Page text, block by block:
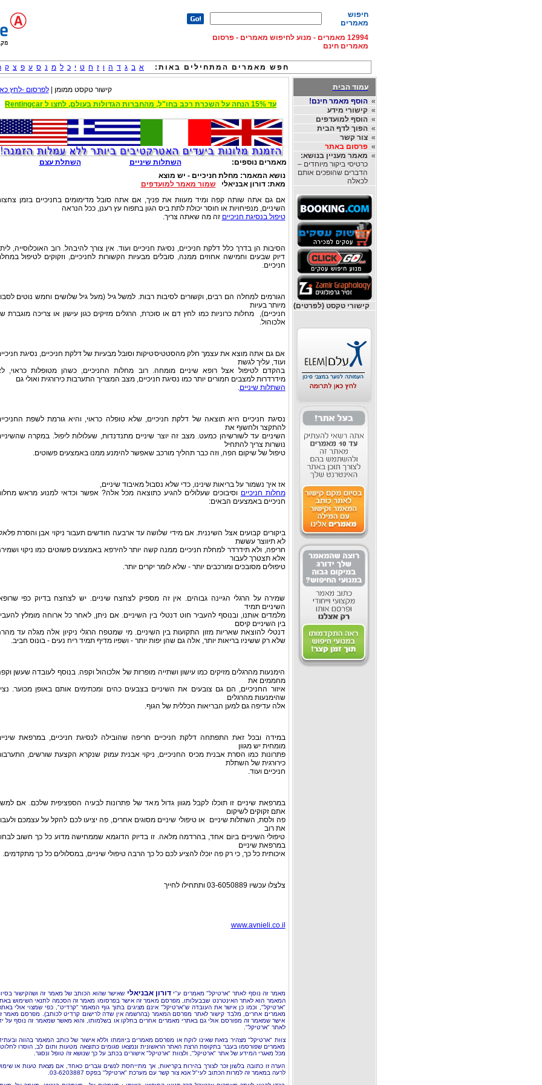
חיפוש
מאמרים
12994 מאמרים - מנוע לחיפוש מאמרים - פרסום
מאמרים חינם
חפש מאמרים המתחילים באות: א ב ג ד ה ו ז ח ט י כ ל מ נ ס ע פ צ ק
עמוד הבית
»הוסף מאמר חינם!
»קישורי מידע
»הוסף למועדפים
»הפוך לדף הבית
»צור קשר
»פרסום באתר
» מאמר מעניין בנושא:
כרטיסי ביקור מיוחדים –
הדברים שהופכים אותם
לכאלה
קישורי טקסט (לפרטים)
קישור טקסט ממומן |לפרסום -לחץ
עד 15% הנחה על השכרת רכב בחו"ל, מהחברות הגדולות בעולם, לחצו ל Rentingcar
מאמרים נוספים: השתלות שיניים
השתלת עצם
נושא המאמר: מחלת חניכיים - יש מוצא
מאת:דורון אבניאלישמור מאמר למועדפים
אם גם אתה שותה קפה ומיד מעוות את פניך, אם אתה סובל מדימומים בחניכיים בזמן
השיניים, מנפיחויות או חוסר יכולת לתת ביס הגון בתפוח עץ רענן, ככל הנראה
טיפול בנסיגת חניכיים זה מה שאתה צריך.
הסיבות הן בדרך כלל דלקת חניכיים, נסיגת חניכיים ועוד. אין צורך להיבהל. רוב האוכלוסייה,
דיוק שבעים וחמישה אחוזים ממנה, סובלים מבעיות הקשורות לחניכיים, וזקוקים לטיפול
חניכיים.
הגורמים למחלה הם רבים, וקשורים לסיבות רבות. למשל גיל (מעל גיל שלושים וחמש נוטים
מיותר בעיות
חניכיים), מחלות כרוניות כמו לחץ דם או סוכרת, הרגלים מזיקים כגון עישון או צריכה מוגברת
אלכוהול.
אם גם אתה מוצא את עצמך חלק מהסטטיסטיקות וסובל מבעיות של דלקת חניכיים, נסיגת
ועוד, עליך לגשת
בהקדם לטיפול אצל רופא שיניים מומחה. רוב מחלות החניכיים, כשהן מטופלות כראוי,
מידרדרות למצבים חמורים יותר כמו נסיגת חניכיים, מצב המצריך התערבות כירורגית ואולי גם
השתלות שיניים.
נסיגת חניכיים היא תוצאה של דלקת חניכיים, שלא טופלה כראוי, והיא גורמת לשפת
להתקצר ולחשוף את
השיניים עד לשורשיהן כמעט. מצב זה יוצר שיניים מתנדנדות, שעלולות ליפול. במקרה
נושרות צריך להתחיל
טיפול של שיקום הפה, וזה כבר תהליך מורכב שאפשר להימנע ממנו באמצעים פשוטים.
אז איך נשמור על בריאות שינינו, כדי שלא נסבול מאיבוד שיניים,
מחלות חניכיים וסיבוכים שעלולים להגיע כתוצאה מכל אלה? אפשר וכדאי למנוע מראש
חניכיים באמצעים הבאים:
ביקורים קבועים אצל השיננית. אם מידי שלושה עד ארבעה חודשים תעבור ניקוי אבן והסרת
לא תיווצר עששת
חריפה, ולא תידרדר למחלת חניכיים ממנה קשה יותר להירפא באמצעים פשוטים כמו ניקוי
אלא תצטרך לעבור
טיפולים מסובכים ומורכבים יותר - שלא לומר יקרים יותר.
שמירה על הרגלי הגיינה גבוהים. אין זה מספיק לצחצח שיניים. יש לצחצח בדיוק כפי
השיניים תמיד
מלמדים אותנו, ובנוסף להעביר חוט דנטלי בין השיניים. אם ניתן, לאחר כל ארוחה מומלץ
בין השיניים קיסם
דנטלי להוצאת שאריות מזון התקועות בין השיניים. מי שמטפח הרגלי ניקיון אלה מגלה עד
שלא רק ששיניו בריאות יותר, אלה גם שהן יפות יותר - ושפיו מדיף תמיד ריח נעים - בונוס חביב.
הימנעות מהרגלים מזיקים כמו עישון ושתייה מופרזת של אלכוהול וקפה. בנוסף לעובדה שעשן
מחממים את
איזור החניכיים, הם גם צובעים את השיניים בצבעים כהים ומכתימים אותם באופן מכוער.
שהימנעות מהרגלים
אלה עדיפה גם למען הבריאות הכללית של הגוף.
במידה ובכל זאת התפתחה דלקת חניכיים חריפה שהובילה לנסיגת חניכיים, במרפאת
מומחית יש מגוון
פתרונות כמו הסרת אבנית מכיס החניכיים, ניקוי אבנית עמוק שנקרא הקצעת שורשים,
כירורגית של השתלת
חניכיים ועוד.
במרפאת שיניים זו תוכלו לקבל מגוון גדול מאד של פתרונות לבעיה הספציפית שלכם. אם
אתם זקוקים לשיקום
פה ולסת, השתלות שיניים או טיפולי שיניים מסוגים אחרים, פה יציעו לכם להקל על עצמכם
את רוב
טיפולי השיניים ביום אחד, בהרדמה מלאה. זו בדיוק הדוגמא שממחישה מדוע כל כך חשוב
במרפאת שיניים
איכותית כל כך, כי רק פה יוכלו להציע לכם כל כך הרבה טיפולי שיניים, במסלולים כל כך מתקדמים.
צלצלו עכשיו 03-6050889 ותתחילו לחייך
www.avnieli.co.il
מאמר זה נוסף לאתר "ארטיקל" מאמרים ע"ידורון אבניאלי שאישר שהוא הכותב של מאמר זה ושהקישור
המאמר הוא לאתר האינטרנט שבבעלותו, מפרסם מאמר זה אישר בפרסומו מאמר זה הסכמה לתנאי השימוש
"ארטיקל", וכמו כן אישר את העובדה ש"ארטיקל" אינם מציגים בתוך גוף המאמר "קרדיט", כפי שמצוי אולי
מאמרים אחרים, מלבד קישור לאתר מפרסם המאמר (בהרשמה אין שדה לרישום קרדיט לכותב). מפרסם מאמר
אישר שמאמר זה מפורסם אולי גם באתרי מאמרים אחרים בחלקו או בשלמותו, והוא מאשר שמאמר זה נוסף על
לאתר "ארטיקל".
צוות "ארטיקל" מצהיר בזאת שאינו לוקח או מפרסם מאמרים ביוזמתו וללא אישור של כותב המאמר בהווה
מאמרים שפורסמו בעבר בתקופת הרצת האתר הראשונית ונמצאו פגומים כתוצאה מטעות ותום לב, הוסרו
מכל מאגרי המידע של אתר "ארטיקל", ולצוות "ארטיקל" אישורים בכתב על כך שנושא זה טופל ונסגר.
הערה זו כתובה בלשון זכר לצורך בהירות בקריאות, אך מתייחסת לנשים וגברים כאחד, אם מצאת טעות או
לרעה במאמר זה למרות הכתוב לעי"ל אנא צור קשר עם מערכת "ארטיקל" בפקס 03-6203887.